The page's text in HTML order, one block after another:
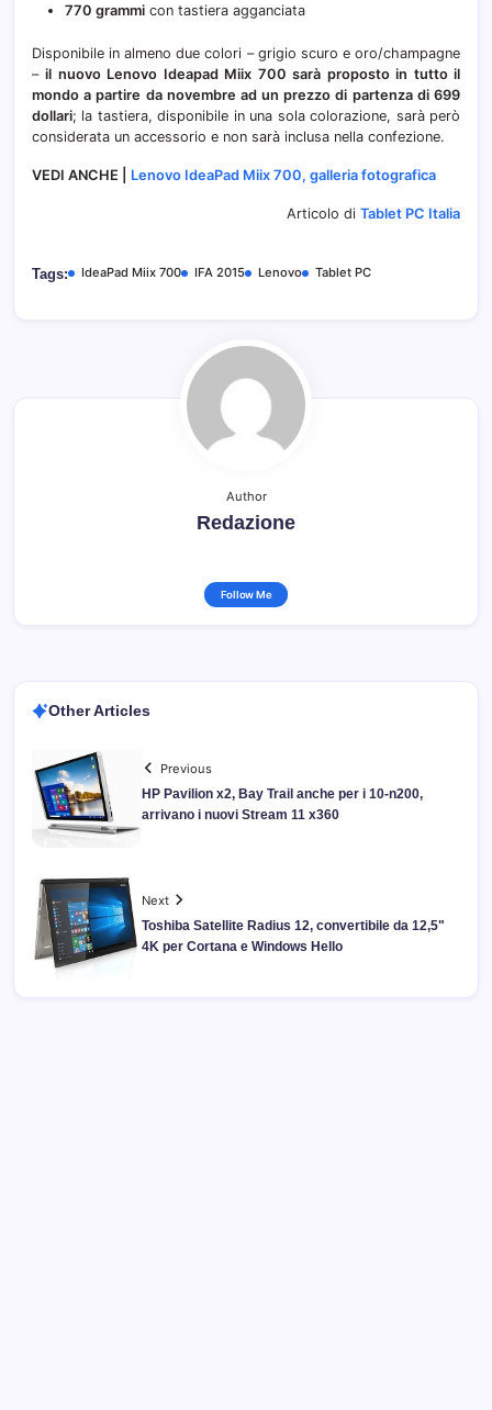
770 grammi con tastiera agganciata
Disponibile in almeno due colori – grigio scuro e oro/champagne
–il nuovo Lenovo Ideapad Miix 700 sarà proposto in tutto il
mondo a partire da novembre ad un prezzo di partenza di 699
dollari; la tastiera, disponibile in una sola colorazione, sarà però
considerata un accessorio e non sarà inclusa nella confezione.
VEDI ANCHE | Lenovo IdeaPad Miix 700, galleria fotografica
Articolo di Tablet PC Italia
Tags: IdeaPad Miix 700 IFA 2015 Lenovo Tablet PC
Author
Redazione
Follow Me
Other Articles
Previous
HP Pavilion x2, Bay Trail anche per i 10-n200,
arrivano i nuovi Stream 11 x360
Next
Toshiba Satellite Radius 12, convertibile da 12,5"
4K per Cortana e Windows Hello